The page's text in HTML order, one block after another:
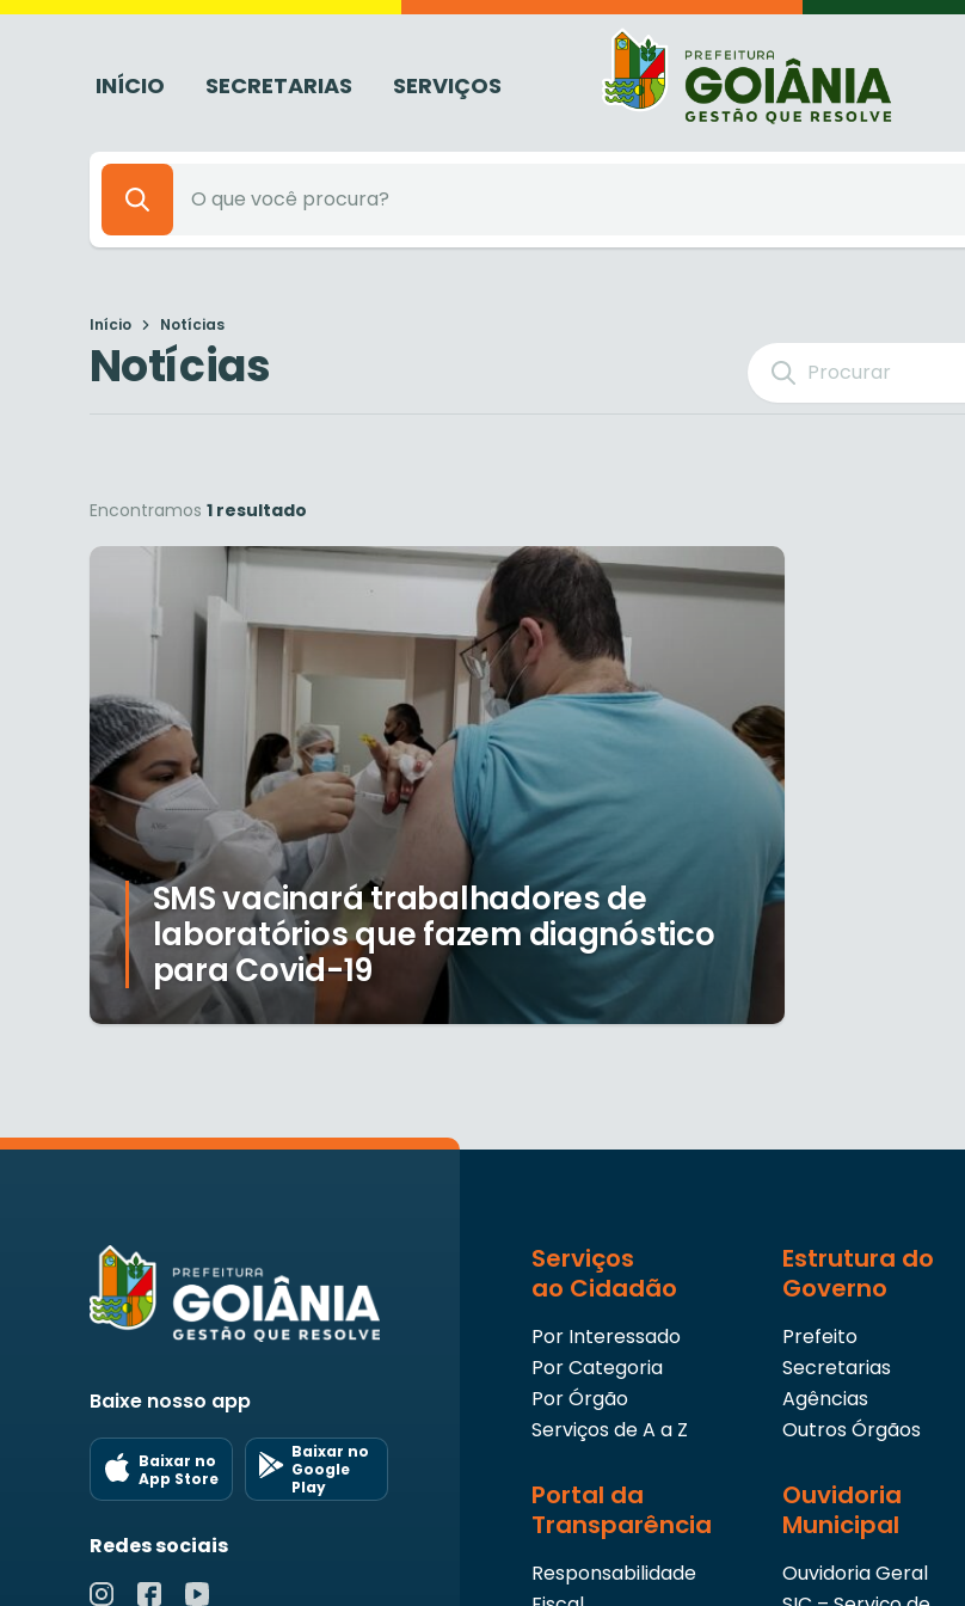
INÍCIO SECRETARIAS SERVIÇOS
Início Notícias
Notícias
Encontramos 1 resultado
SMS vacinará trabalhadores de
laboratórios que fazem diagnóstico
para Covid-19
Baixe nosso app
Baixar no
App Store
Baixar no
Google
Play
Redes sociais
Serviços
ao Cidadão
Por Interessado
Por Categoria
Por Órgão
Serviços de A a Z
Estrutura do
Governo
Prefeito
Secretarias
Agências
Outros Órgãos
Portal da
Transparência
Responsabilidade
Ouvidoria
Municipal
Ouvidoria Geral